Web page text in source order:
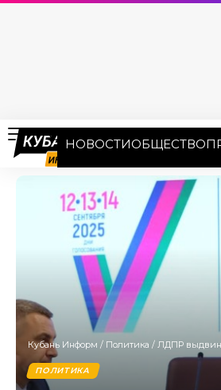
НОВОСТИОБЩЕСТВО
Кубань Информ / Политика / ЛДПР выдвинула своего
ПОЛИТИКА